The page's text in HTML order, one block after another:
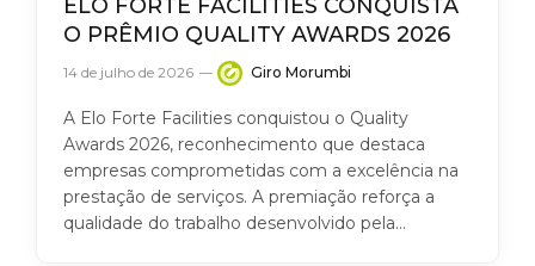
ELO FORTE FACILITIES CONQUISTA
O PRÊMIO QUALITY AWARDS 2026
14 de julho de 2026 Giro Morumbi
A Elo Forte Facilities conquistou o Quality
Awards 2026, reconhecimento que destaca
empresas comprometidas com a excelência na
prestação de serviços. A premiação reforça a
qualidade do trabalho desenvolvido pela…